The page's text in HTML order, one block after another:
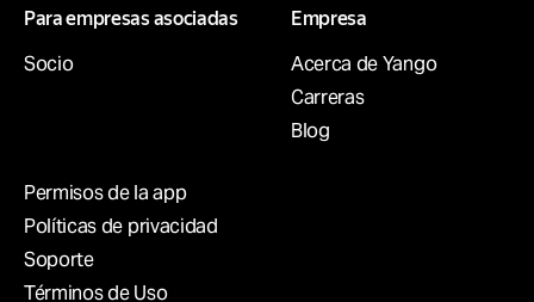
Para empresas asociadas
Socio
Empresa
Acerca de Yango
Carreras
Blog
Permisos de la app
Políticas de privacidad
Soporte
Términos de Uso